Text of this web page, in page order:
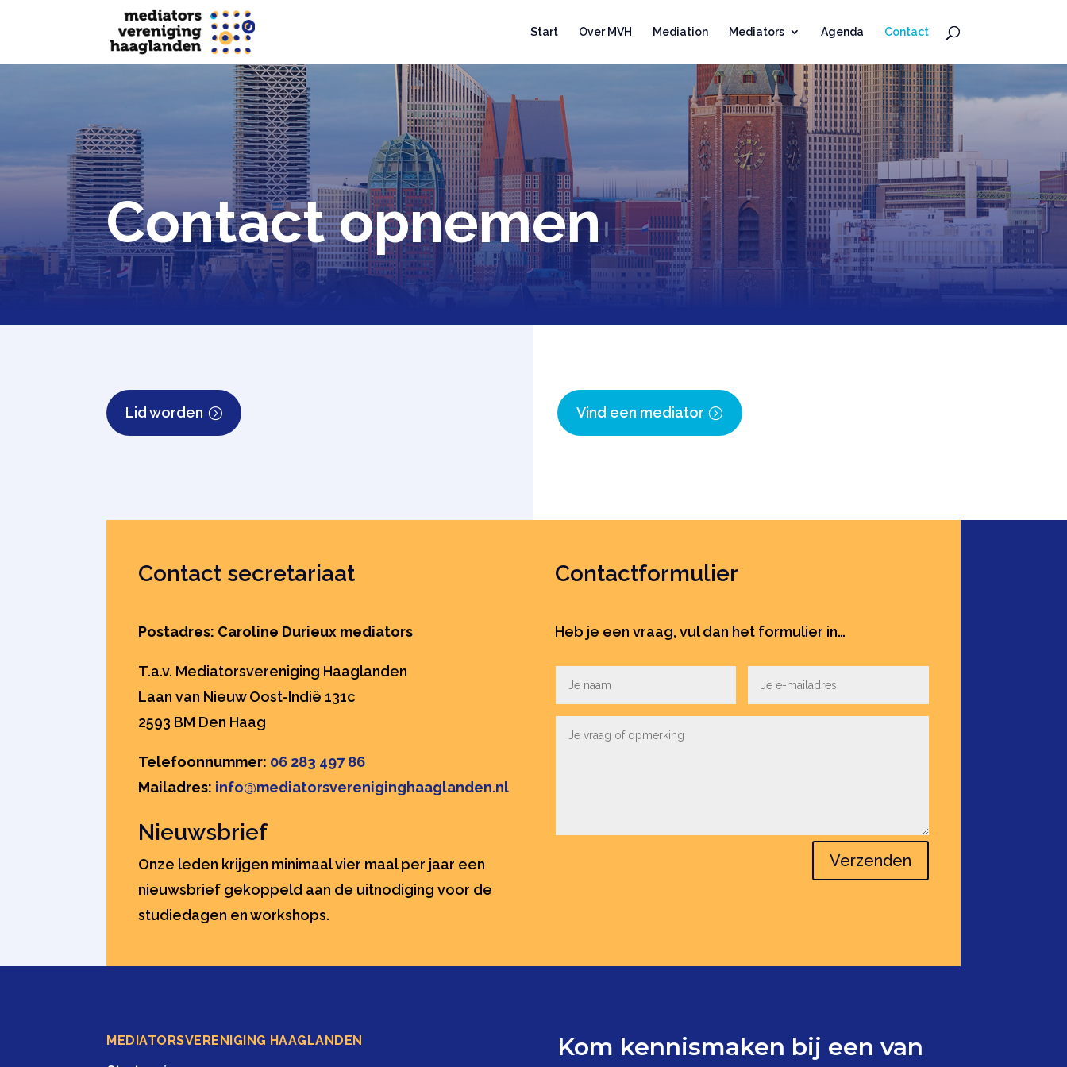
Start Over MVH Mediation Mediators Agenda Contact
Contact opnemen
Lid worden Vind een mediator
Contact secretariaat
Postadres: Caroline Durieux mediators
T.a.v. Mediatorsvereniging Haaglanden
Laan van Nieuw Oost-Indië 131c
2593 BM Den Haag
Telefoonnummer: 06 283 497 86
Mailadres: info@mediatorsvereniginghaaglanden.nl
Nieuwsbrief
Onze leden krijgen minimaal vier maal per jaar een
nieuwsbrief gekoppeld aan de uitnodiging voor de
studiedagen en workshops.
Contactformulier
Heb je een vraag, vul dan het formulier in…
Verzenden
MEDIATORSVERENIGING HAAGLANDEN
Kom kennismaken bij een van